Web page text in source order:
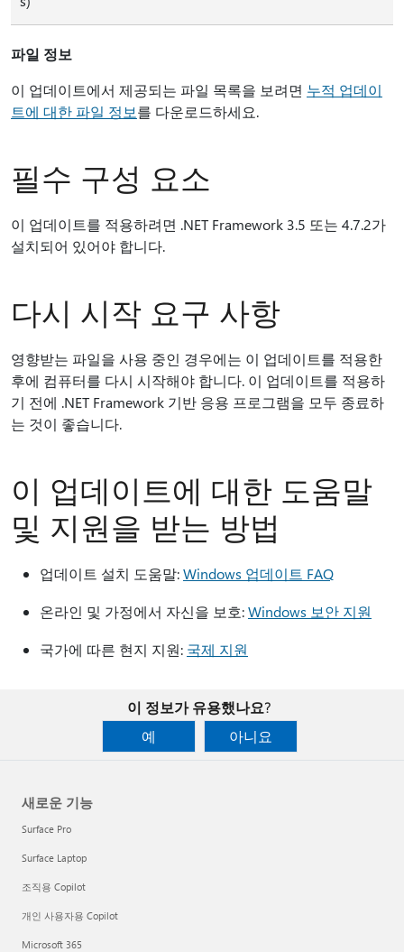
파일 정보
이 업데이트에서 제공되는 파일 목록을 보려면 누적 업데이
트에 대한 파일 정보를 다운로드하세요.
필수 구성 요소
이 업데이트를 적용하려면 .NET Framework 3.5 또는 4.7.2가
설치되어 있어야 합니다.
다시 시작 요구 사항
영향받는 파일을 사용 중인 경우에는 이 업데이트를 적용한
후에 컴퓨터를 다시 시작해야 합니다. 이 업데이트를 적용하
기 전에 .NET Framework 기반 응용 프로그램을 모두 종료하
는 것이 좋습니다.
이 업데이트에 대한 도움말
및 지원을 받는 방법
업데이트 설치 도움말:Windows 업데이트 FAQ
온라인 및 가정에서 자신을 보호:Windows 보안 지원
국가에 따른 현지 지원: 국제 지원
이 정보가 유용했나요?
예
아니요
새로운 기능
Surface Pro
Surface Laptop
조직용 Copilot
개인 사용자용 Copilot
Microsoft 365